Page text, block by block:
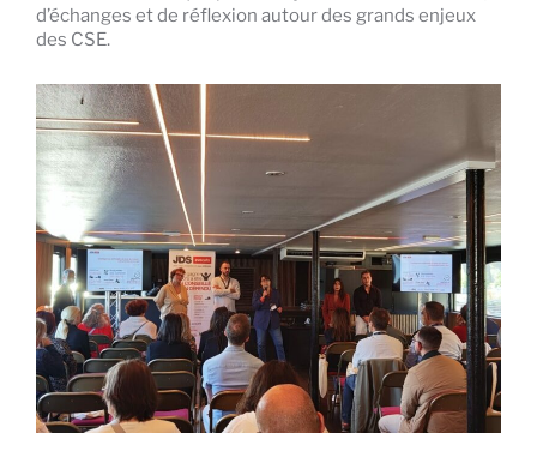
d’échanges et de réflexion autour des grands enjeux
des CSE.